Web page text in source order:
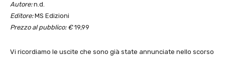
Autore:n.d.
Editore:MS Edizioni
Prezzo al pubblico: €19,99
Vi ricordiamo le uscite che sono già state annunciate nello scorso